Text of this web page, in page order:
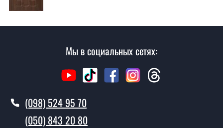
воскресенья.
Сколько стоит установка дверей
Как быстро можете установить двери
В тот же день в течении нескольких часов, при
условии наличия их на складе, либо на следующий
Мы в социальных сетях:
(098) 524 95 70
(050) 843 20 80